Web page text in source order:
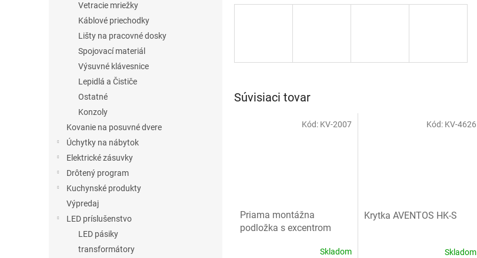
Vetracie mriežky
Káblové priechodky
Lišty na pracovné dosky
Spojovací materiál
Výsuvné klávesnice
Lepidlá a Čističe
Ostatné
Konzoly
Kovanie na posuvné dvere
Úchytky na nábytok
Elektrické zásuvky
Drôtený program
Kuchynské produkty
Výpredaj
LED príslušenstvo
LED pásiky
transformátory
Súvisiaci tovar
Priama montážna
podložka s excentrom
Skladom
Kód: KV-2007
Krytka AVENTOS HK-S
Skladom
Kód: KV-4626